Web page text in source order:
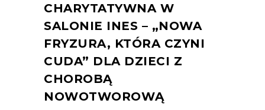
CHARYTATYWNA W
SALONIE INES – „NOWA
FRYZURA, KTÓRA CZYNI
CUDA” DLA DZIECI Z
CHOROBĄ
NOWOTWOROWĄ